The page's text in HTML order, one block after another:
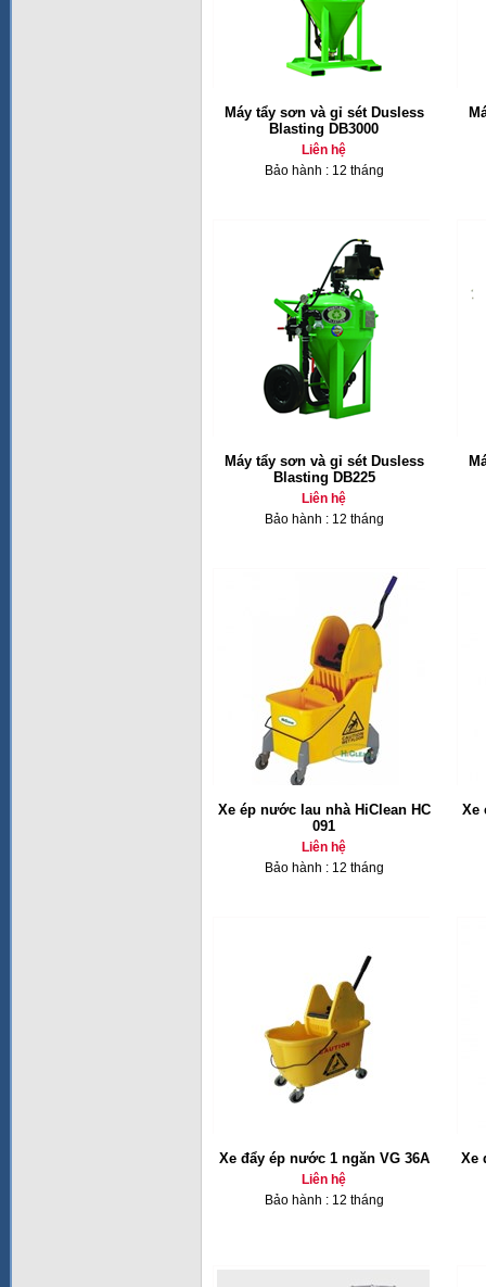
Máy tẩy sơn và gỉ sét Dusless
Blasting DB3000
Liên hệ
Bảo hành : 12 tháng
Máy tẩy sơn và gỉ sét Dusless
Blasting DB225
Liên hệ
Bảo hành : 12 tháng
Xe ép nước lau nhà HiClean HC
091
Liên hệ
Bảo hành : 12 tháng
Xe
Xe đẩy ép nước 1 ngăn VG 36A
Liên hệ
Bảo hành : 12 tháng
Xe